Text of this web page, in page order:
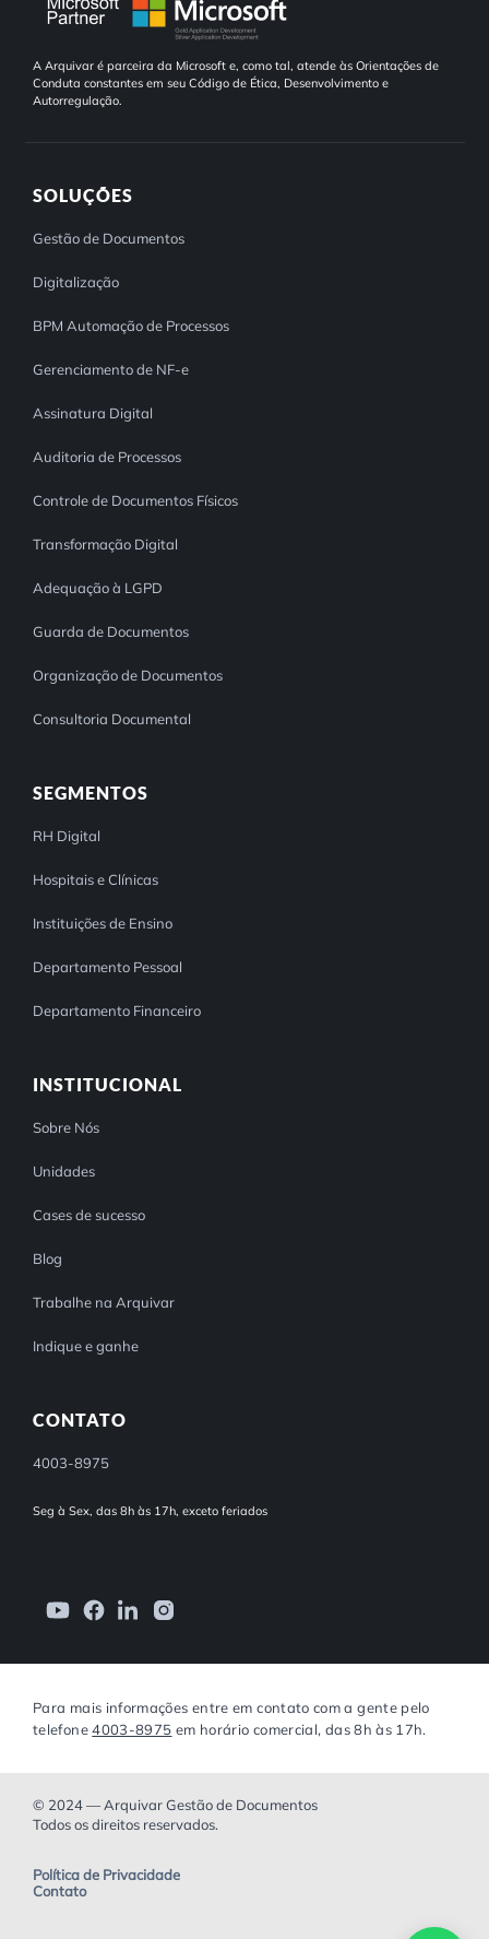
A Arquivar é parceira da Microsoft e, como tal, atende às Orientações de
Conduta constantes em seu Código de Ética, Desenvolvimento e
Autorregulação.
SOLUÇÕES
Gestão de Documentos
Digitalização
BPM Automação de Processos
Gerenciamento de NF-e
Assinatura Digital
Auditoria de Processos
Controle de Documentos Físicos
Transformação Digital
Adequação à LGPD
Guarda de Documentos
Organização de Documentos
Consultoria Documental
SEGMENTOS
RH Digital
Hospitais e Clínicas
Instituições de Ensino
Departamento Pessoal
Departamento Financeiro
INSTITUCIONAL
Sobre Nós
Unidades
Cases de sucesso
Blog
Trabalhe na Arquivar
Indique e ganhe
CONTATO
4003-8975
Seg à Sex, das 8h às 17h, exceto feriados
Para mais informações entre em contato com a gente pelo
telefone4003-8975 em horário comercial, das 8h às 17h.
© 2024 — Arquivar Gestão de Documentos
Todos os direitos reservados.
Política de Privacidade
Contato